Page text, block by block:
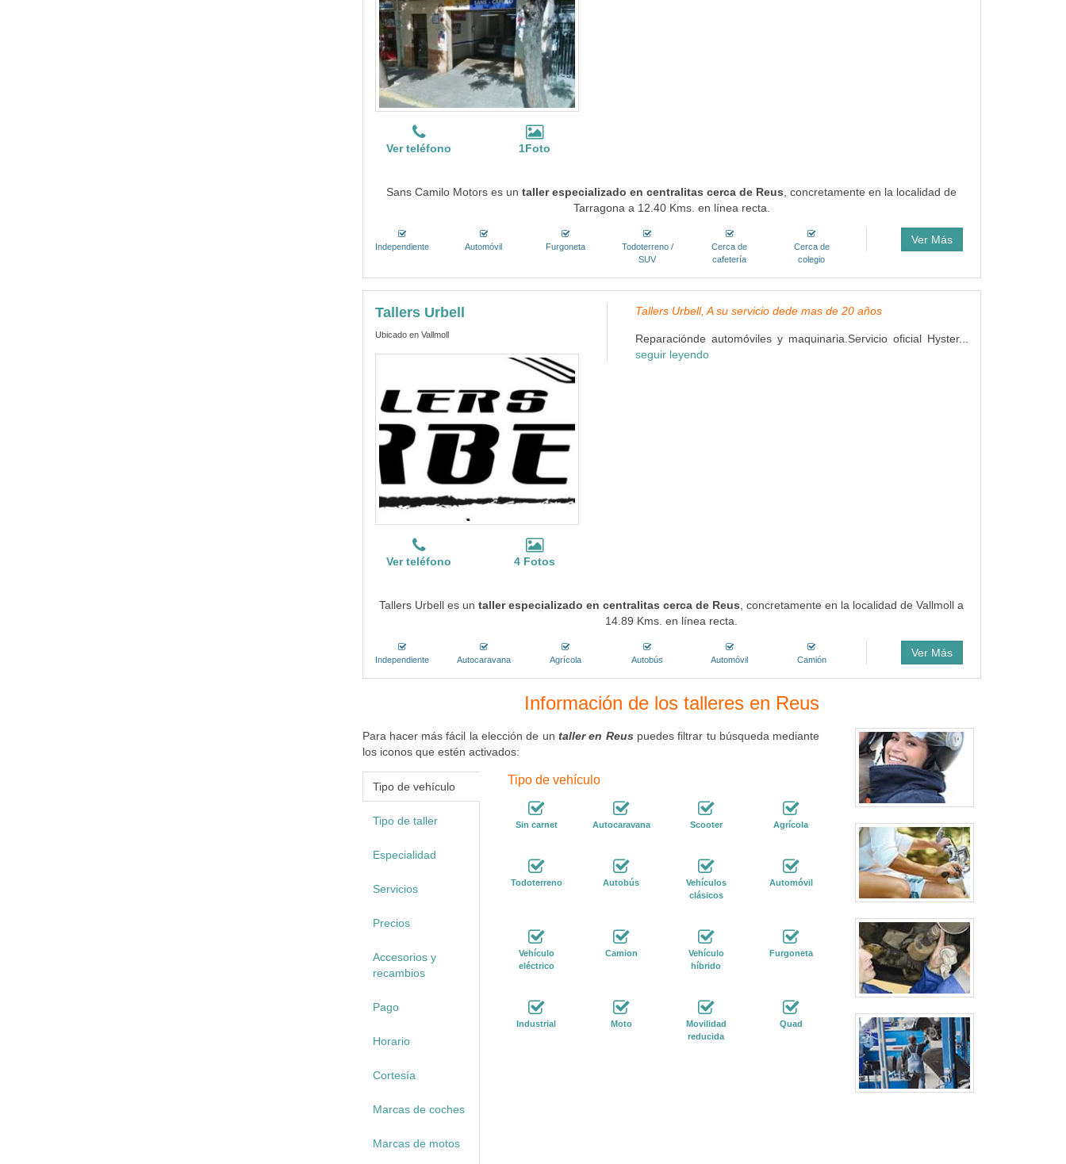
Ver teléfono 1Foto
Sans Camilo Motors es untaller especializado en centralitas cerca de Reus , concretamente en la localidad de
Tarragona a 12.40 Kms. en línea recta.
Independiente Automóvil Furgoneta
Todoterreno /
SUV
Cerca de
cafetería
Cerca de
colegio
Ver Más
Tallers Urbell
Ubicado en Vallmoll
Ver teléfono 4 Fotos
Tallers Urbell, A su servicio dede mas de 20 años
Reparaciónde automóviles y maquinaria.Servicio oficial Hyster...
seguir leyendo
Tallers Urbell es untaller especializado en centralitas cerca de Reus , concretamente en la localidad de Vallmoll a
14.89 Kms. en línea recta.
Independiente Autocaravana Agrícola Autobús Automóvil Camión
Ver Más
Información de los talleres en Reus
Para hacer más fácil la elección de un taller en Reuspuedes filtrar tu búsqueda mediante
los iconos que estén activados:
Tipo de vehículo
Tipo de taller
Especialidad
Servicios
Precios
Accesorios y
recambios
Pago
Horario
Cortesía
Marcas de coches
Marcas de motos
Tipo de vehículo
Sin carnet Autocaravana Scooter Agrícola
Todoterreno Autobús
Vehículos
clásicos
Automóvil
Vehículo
eléctrico
Camion
Vehículo
híbrido
Furgoneta
Industrial Moto
Movilidad
reducida
Quad